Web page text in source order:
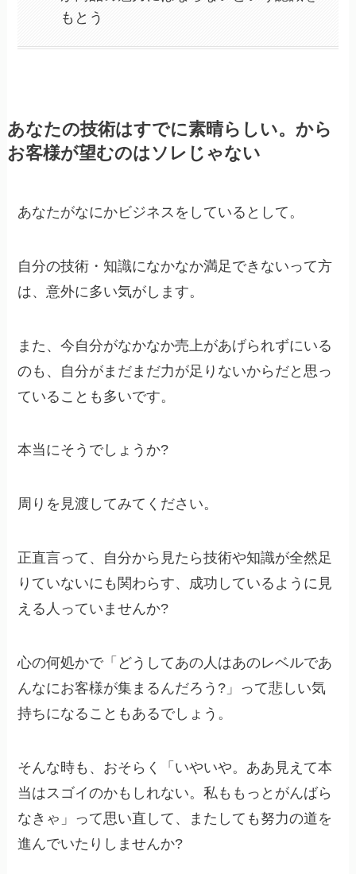
もとう
あなたの技術はすでに素晴らしい。から
お客様が望むのはソレじゃない
あなたがなにかビジネスをしているとして。
自分の技術・知識になかなか満足できないって方
は、意外に多い気がします。
また、今自分がなかなか売上があげられずにいる
のも、自分がまだまだ力が足りないからだと思っ
ていることも多いです。
本当にそうでしょうか?
周りを見渡してみてください。
正直言って、自分から見たら技術や知識が全然足
りていないにも関わらす、成功しているように見
える人っていませんか?
心の何処かで「どうしてあの人はあのレベルであ
んなにお客様が集まるんだろう?」って悲しい気
持ちになることもあるでしょう。
そんな時も、おそらく「いやいや。ああ見えて本
当はスゴイのかもしれない。私ももっとがんばら
なきゃ」って思い直して、またしても努力の道を
進んでいたりしませんか?